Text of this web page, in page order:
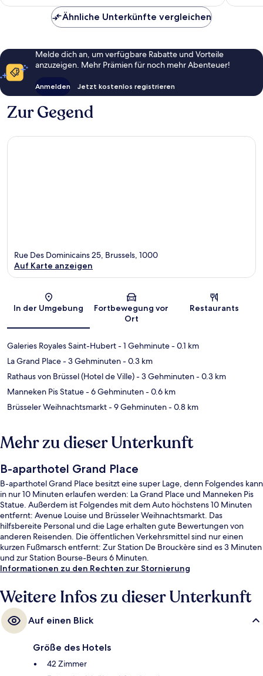
Ähnliche Unterkünfte vergleichen
Melde dich an, um verfügbare Rabatte und Vorteile
anzuzeigen. Mehr Prämien für noch mehr Abenteuer!
Anmelden Jetzt kostenlos registrieren
Zur Gegend
Karte
Rue Des Dominicains 25, Brussels, 1000
Auf Karte anzeigen
In der Umgebung
Fortbewegung vor
Ort
Restaurants
Galeries Royales Saint-Hubert- 1 Gehminute- 0.1 km
La Grand Place- 3 Gehminuten- 0.3 km
Rathaus von Brüssel (Hotel de Ville)- 3 Gehminuten- 0.3 km
Manneken Pis Statue- 6 Gehminuten- 0.6 km
Brüsseler Weihnachtsmarkt- 9 Gehminuten- 0.8 km
Mehr zu dieser Unterkunft
B-aparthotel Grand Place
B-aparthotel Grand Place besitzt eine super Lage, denn Folgendes kann
in nur 10 Minuten erlaufen werden: La Grand Place und Manneken Pis
Statue. Außerdem ist Folgendes mit dem Auto höchstens 10 Minuten
entfernt: Avenue Louise und Brüsseler Weihnachtsmarkt. Das
hilfsbereite Personal und die Lage erhalten gute Bewertungen von
anderen Reisenden. Die öffentlichen Verkehrsmittel sind nur einen
kurzen Fußmarsch entfernt: Zur Station De Brouckère sind es 3 Minuten
und zur Station Bourse-Beurs 6 Minuten.
Informationen zu den Rechten zur Stornierung
Weitere Infos zu dieser Unterkunft
Auf einen Blick
Größe des Hotels
42 Zimmer